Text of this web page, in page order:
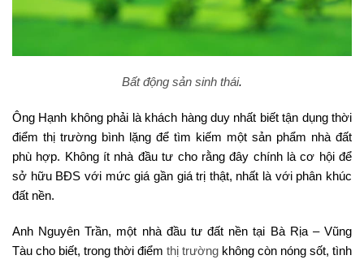
Bất động sản sinh thái.
Ông Hạnh không phải là khách hàng duy nhất biết tận dụng thời
điểm thị trường bình lặng để tìm kiếm một sản phẩm nhà đất
phù hợp. Không ít nhà đầu tư cho rằng đây chính là cơ hội để
sở hữu BĐS với mức giá gần giá trị thật, nhất là với phân khúc
đất nền.
Anh Nguyên Trần, một nhà đầu tư đất nền tại Bà Rịa – Vũng
Tàu cho biết, trong thời điểm thị trường không còn nóng sốt, tình